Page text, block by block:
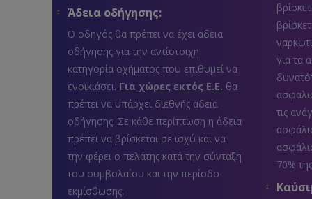
Άδεια οδήγησης:
Ο οδηγός θα πρέπει να έχει άδεια
οδήγησης για την αντίστοιχη
κατηγορία οχήματος που επιθυμεί να
ενοικιάσει. Για χώρες εκτός Ε.Ε. θα
πρέπει να υπάρχει διεθνής άδεια
οδήγησης. Σε κάθε περίπτωση η άδεια
πρέπει να βρίσκεται σε ισχύ και να
την φέρει ο πελάτης κατά την σύνταξη
του συμβολαίου και την περίοδο
εκμίσθωσης.
για τα
τις
70%